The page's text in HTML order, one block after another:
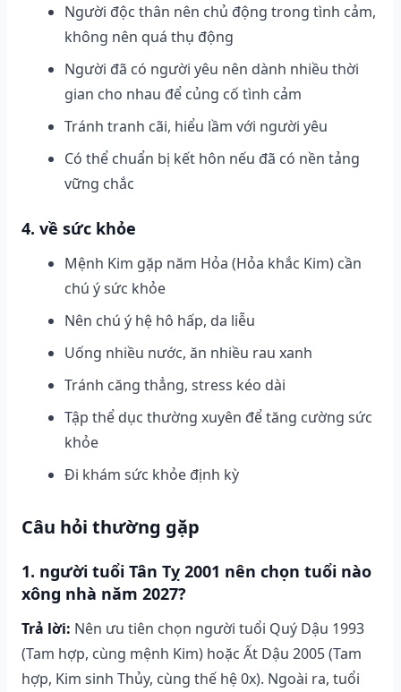
Người độc thân nên chủ động trong tình cảm,
không nên quá thụ động
Người đã có người yêu nên dành nhiều thời
gian cho nhau để củng cố tình cảm
Tránh tranh cãi, hiểu lầm với người yêu
Có thể chuẩn bị kết hôn nếu đã có nền tảng
vững chắc
4. về sức khỏe
Mệnh Kim gặp năm Hỏa (Hỏa khắc Kim) cần
chú ý sức khỏe
Nên chú ý hệ hô hấp, da liễu
Uống nhiều nước, ăn nhiều rau xanh
Tránh căng thẳng, stress kéo dài
Tập thể dục thường xuyên để tăng cường sức
khỏe
Đi khám sức khỏe định kỳ
Câu hỏi thường gặp
1. người tuổi Tân Tỵ 2001 nên chọn tuổi nào
xông nhà năm 2027?
Trả lời: Nên ưu tiên chọn người tuổi Quý Dậu 1993
(Tam hợp, cùng mệnh Kim) hoặc Ất Dậu 2005 (Tam
hợp, Kim sinh Thủy, cùng thế hệ 0x). Ngoài ra, tuổi